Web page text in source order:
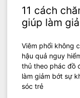
11 cách
giúp làm
Viêm phổi không
hậu quả nguy
thủ theo phác đồ
làm giảm bớt sự
sóc trẻ